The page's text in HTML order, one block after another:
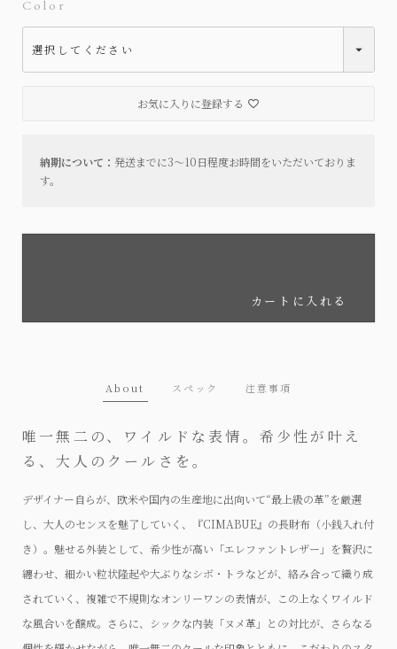
About スペック 注意事項
唯一無二の、ワイルドな表情。希少性が叶え
る、大人のクールさを。
デザイナー自らが、欧米や国内の生産地に出向いて“最上級の革”を厳選
し、大人のセンスを魅了していく、『CIMABUE』の長財布（小銭入れ付
き）。魅せる外装として、希少性が高い「エレファントレザー」を贅沢に
纏わせ、細かい粒状隆起や大ぶりなシボ・トラなどが、絡み合って織り成
されていく、複雑で不規則なオンリーワンの表情が、この上なくワイルド
な風合いを醸成。さらに、シックな内装「ヌメ革」との対比が、さらなる
納期について： 発送までに3～10日程度お時間をいただいておりま
す。
Color
お気に入りに登録する
カートに入れる